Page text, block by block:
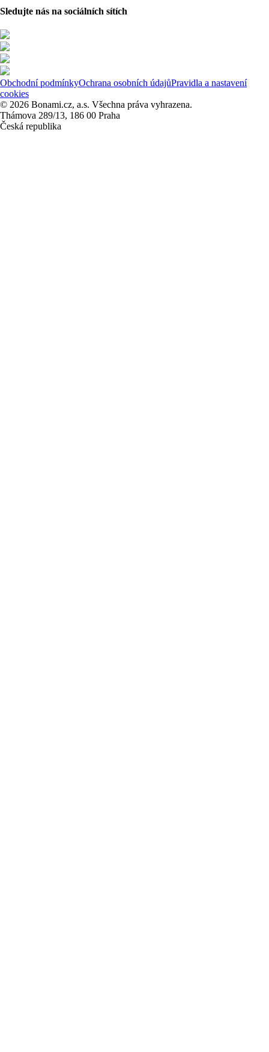
Sledujte nás na sociálních sítích
Obchodní podmínkyOchrana osobních údajůPravidla a nastavení
cookies
© 2026 Bonami.cz, a.s. Všechna práva vyhrazena.
Thámova 289/13, 186 00 Praha
Česká republika